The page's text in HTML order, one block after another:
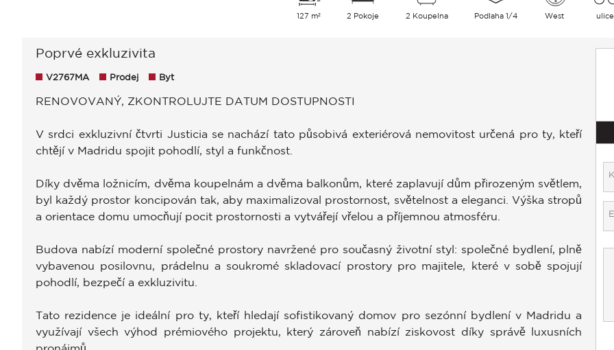
127 m² 2 Pokoje 2 Koupelna Podlaha 1/4 West
Poprvé exkluzivita
V2767MA Prodej Byt
RENOVOVANÝ, ZKONTROLUJTE DATUM DOSTUPNOSTI
V srdci exkluzivní čtvrti Justicia se nachází tato působivá exteriérová nemovitost určená pro ty, kteří
chtějí v Madridu spojit pohodlí, styl a funkčnost.
Díky dvěma ložnicím, dvěma koupelnám a dvěma balkonům, které zaplavují dům přirozeným světlem,
byl každý prostor koncipován tak, aby maximalizoval prostornost, světelnost a eleganci. Výška stropů
a orientace domu umocňují pocit prostornosti a vytvářejí vřelou a příjemnou atmosféru.
Budova nabízí moderní společné prostory navržené pro současný životní styl: společné bydlení, plně
vybavenou posilovnu, prádelnu a soukromé skladovací prostory pro majitele, které v sobě spojují
pohodlí, bezpečí a exkluzivitu.
Tato rezidence je ideální pro ty, kteří hledají sofistikovaný domov pro sezónní bydlení v Madridu a
využívají všech výhod prémiového projektu, který zároveň nabízí ziskovost díky správě luxusních